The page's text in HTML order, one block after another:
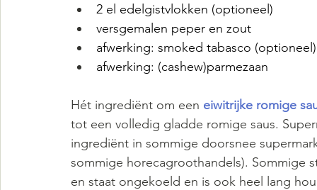
2 el edelgistvlokken (optioneel)
versgemalen peper en zout
afwerking: smoked tabasco (optioneel)
afwerking: (cashew)parmezaan
Hét ingrediënt om een eiwitrijke romige
tot een volledig gladde romige saus.
ingrediënt in sommige doorsnee
sommige horecagroothandels). Sommige
en staat ongekoeld en is ook heel lang